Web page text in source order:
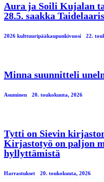
Aura ja Soili Kujalan
28.5. saakka
2026 kulttuuripääkaupunkivuosi 22.
Minna suunnitteli
Asuminen 20. toukokuuta, 2026
Tytti on Sievin
Kirjastotyö on paljon
hyllyttämistä
Harrastukset 20. toukokuuta, 2026